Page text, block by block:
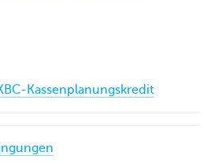
Kassenplanungskredit